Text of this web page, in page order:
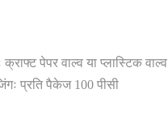
पेपर वाल्व या प्लास्टिक वाल्व
प्रति पैकेज 100 पीसी